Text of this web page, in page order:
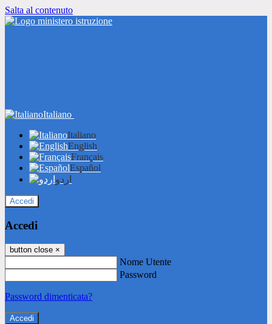
Salta al contenuto
Italiano
Italiano
English
Français
Español
اردو
Accedi
Accedi
button close ×
Nome Utente
Password
Password dimenticata?